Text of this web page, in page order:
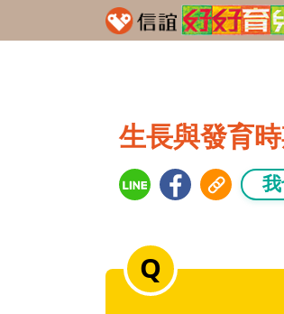
生長與發育